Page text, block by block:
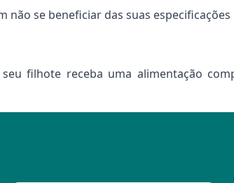
não se beneficiar das suas
filhote receba uma alimentação